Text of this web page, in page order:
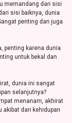
memandang dari sisi
sisi baiknya, dunia
penting dan juga
penting karena dunia
untuk bekal dan
dunia ini sangat
selanjutnya?
akibat dari kehidupan